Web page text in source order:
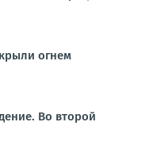
огнем
Во второй